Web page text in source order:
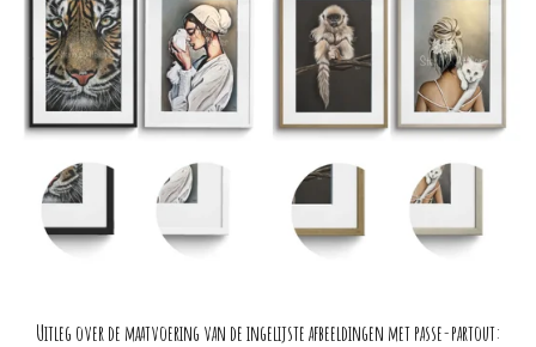
Uitleg over de maatvoering van de ingelijste afbeeldingen met passe-partout: